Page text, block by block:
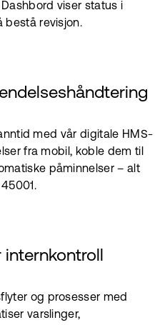
viser status i
bestå revisjon.
med vår digitale HMS-
fra mobil, koble dem til
påminnelser – alt
og prosesser med
varslinger,